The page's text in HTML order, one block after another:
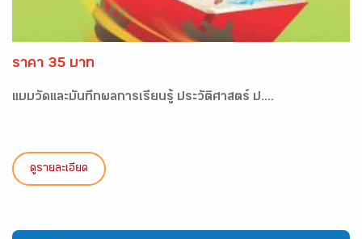
ราคา 35 บาท
แบบวัดและบันทึกผลการเรียนรู้ ประวัติศาสตร์ ป....
ดูรายละเอียด